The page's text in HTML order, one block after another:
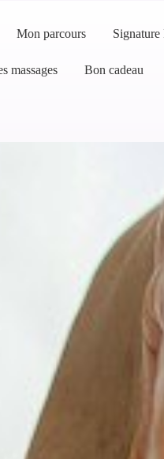
Mon parcours Signature
massages Bon cadeau